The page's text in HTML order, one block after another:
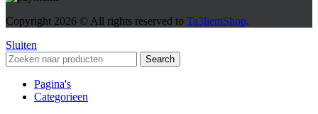
Copyright 2026 © All rights reserved to Ta3liemShop.
Sluiten
Search
Pagina's
Categorieen